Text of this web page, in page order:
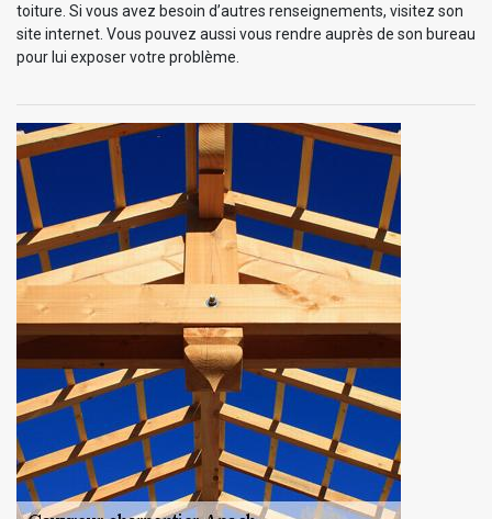
toiture. Si vous avez besoin d’autres renseignements, visitez son
site internet. Vous pouvez aussi vous rendre auprès de son bureau
pour lui exposer votre problème.